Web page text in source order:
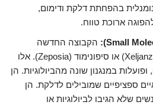
בהפחתת דלקת ודימום,
ארוכת טווח.
הקבוצה החדשה
והמבטיחה, כמו זייג'אנץ (Xeljanz) או סיפונימוד (Zeposia). אלו
במנגנון שונה מהביולוגיות. הן
ספציפיים שמובילים לדלקת. הן
שלא הגיבו לביולוגיות או